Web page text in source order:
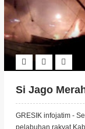
Si Jago
GRESIK infojatim -
pelabuhan rakyat